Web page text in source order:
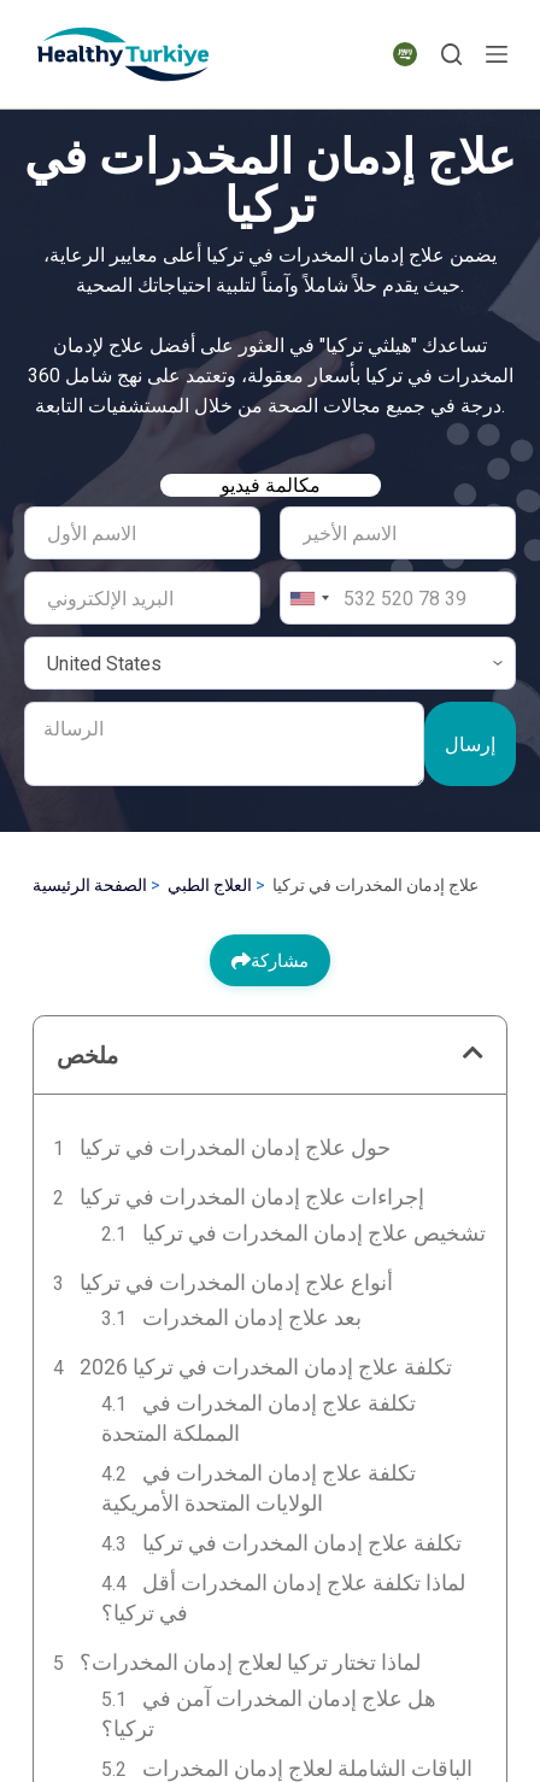
p
o
t
علاج إدمان المخدرات في
تركيا
يضمن علاج إدمان المخدرات في تركيا أعلى معايير الرعاية،
حيث يقدم حلاً شاملاً وآمناً لتلبية احتياجاتك الصحية.
تساعدك "هيلثي تركيا" في العثور على أفضل علاج لإدمان
المخدرات في تركيا بأسعار معقولة، وتعتمد على نهج شامل 360
درجة في جميع مجالات الصحة من خلال المستشفيات التابعة.
مكالمة فيديو
إرسال
الصفحة الرئيسية العلاج الطبي علاج إدمان المخدرات في تركيا
مشاركة
ملخص
حول علاج إدمان المخدرات في تركيا
إجراءات علاج إدمان المخدرات في تركيا
تشخيص علاج إدمان المخدرات في تركيا
أنواع علاج إدمان المخدرات في تركيا
بعد علاج إدمان المخدرات
تكلفة علاج إدمان المخدرات في تركيا 2026
تكلفة علاج إدمان المخدرات في
المملكة المتحدة
تكلفة علاج إدمان المخدرات في
الولايات المتحدة الأمريكية
تكلفة علاج إدمان المخدرات في تركيا
لماذا تكلفة علاج إدمان المخدرات أقل
في تركيا؟
لماذا تختار تركيا لعلاج إدمان المخدرات؟
هل علاج إدمان المخدرات آمن في
تركيا؟
الباقات الشاملة لعلاج إدمان المخدرات